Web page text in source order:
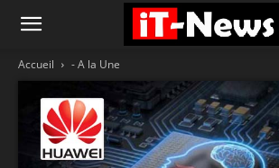
Accueil - A la Une